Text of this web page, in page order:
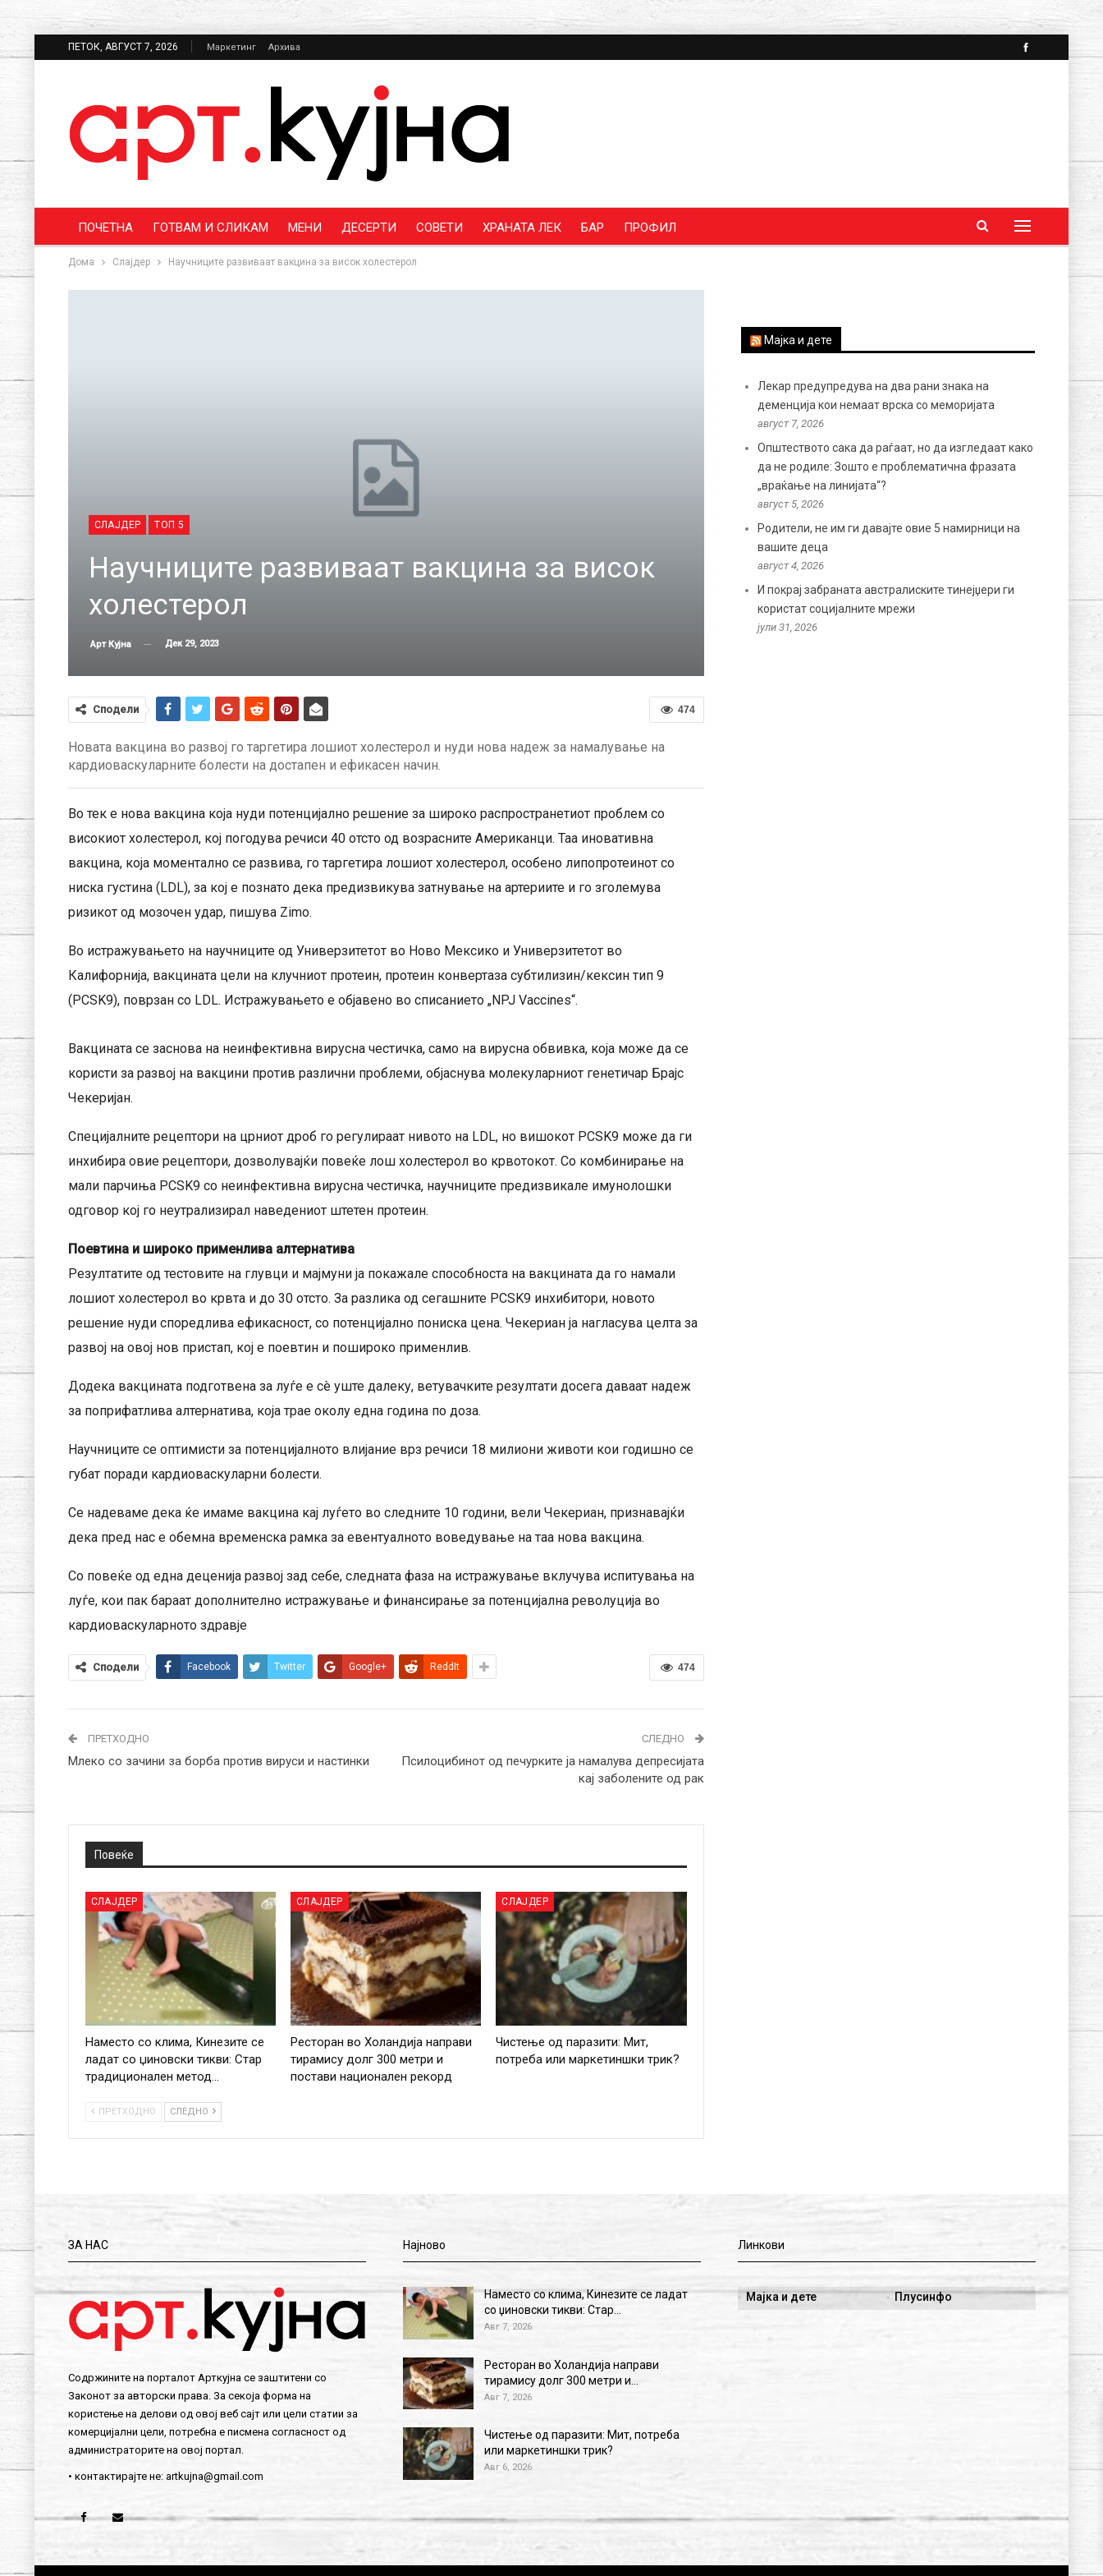
ПЕТОК, АВГУСТ 7, 2026 Маркетинг Архива
ПОЧЕТНА ГОТВАМ И СЛИКАМ МЕНИ ДЕСЕРТИ СОВЕТИ ХРАНАТА ЛЕК БАР ПРОФИЛ
Дома Слајдер Научниците развиваат вакцина за висок холестерол
СЛАЈДЕР ТОП 5
Научниците развиваат вакцина за висок
холестерол
Арт Кујна Дек 29, 2023
474
Сподели
Новата вакцина во развој го таргетира лошиот холестерол и нуди нова надеж за намалување на
кардиоваскуларните болести на достапен и ефикасен начин.
Во тек е нова вакцина која нуди потенцијално решение за широко распространетиот проблем со
високиот холестерол, кој погодува речиси 40 отсто од возрасните Американци. Таа иновативна
вакцина, која моментално се развива, го таргетира лошиот холестерол, особено липопротеинот со
ниска густина (LDL), за кој е познато дека предизвикува затнување на артериите и го зголемува
ризикот од мозочен удар, пишува Zimo.
Во истражувањето на научниците од Универзитетот во Ново Мексико и Универзитетот во
Калифорнија, вакцината цели на клучниот протеин, протеин конвертаза субтилизин/кексин тип 9
(PCSK9), поврзан со LDL. Истражувањето е објавено во списанието „NPJ Vaccines“.
Вакцината се заснова на неинфективна вирусна честичка, само на вирусна обвивка, која може да се
користи за развој на вакцини против различни проблеми, објаснува молекуларниот генетичар Брајс
Чекеријан.
Специјалните рецептори на црниот дроб го регулираат нивото на LDL, но вишокот PCSK9 може да ги
инхибира овие рецептори, дозволувајќи повеќе лош холестерол во крвотокот. Со комбинирање на
мали парчиња PCSK9 со неинфективна вирусна честичка, научниците предизвикале имунолошки
одговор кој го неутрализирал наведениот штетен протеин.
Поевтина и широко применлива алтернатива
Резултатите од тестовите на глувци и мајмуни ја покажале способноста на вакцината да го намали
лошиот холестерол во крвта и до 30 отсто. За разлика од сегашните PCSK9 инхибитори, новото
решение нуди споредлива ефикасност, со потенцијално пониска цена. Чекериан ја нагласува целта за
развој на овој нов пристап, кој е поевтин и пошироко применлив.
Додека вакцината подготвена за луѓе е сè уште далеку, ветувачките резултати досега даваат надеж
за поприфатлива алтернатива, која трае околу една година по доза.
Научниците се оптимисти за потенцијалното влијание врз речиси 18 милиони животи кои годишно се
губат поради кардиоваскуларни болести.
Се надеваме дека ќе имаме вакцина кај луѓето во следните 10 години, вели Чекериан, признавајќи
дека пред нас е обемна временска рамка за евентуалното воведување на таа нова вакцина.
Со повеќе од една деценија развој зад себе, следната фаза на истражување вклучува испитувања на
луѓе, кои пак бараат дополнително истражување и финансирање за потенцијална револуција во
кардиоваскуларното здравје
474
Сподели Facebook Twitter Google+ ReddIt
ПРЕТХОДНО
Млеко со зачини за борба против вируси и настинки
СЛЕДНО
Псилоцибинот од печурките ја намалува депресијата
кај заболените од рак
Повеќе
СЛАЈДЕР
Наместо со клима, Кинезите се
ладат со џиновски тикви: Стар
традиционален метод…
СЛАЈДЕР
Ресторан во Холандија направи
тирамису долг 300 метри и
постави национален рекорд
СЛАЈДЕР
Чистење од паразити: Мит,
потреба или маркетиншки трик?
ПРЕТХОДНО СЛЕДНО
Мајка и дете
Лекар предупредува на два рани знака на
деменција кои немаат врска со меморијата
август 7, 2026
Општеството сака да раѓаат, но да изгледаат како
да не родиле: Зошто е проблематична фразата
„враќање на линијата“?
август 5, 2026
Родители, не им ги давајте овие 5 намирници на
вашите деца
август 4, 2026
И покрај забраната австралиските тинејџери ги
користат социјалните мрежи
јули 31, 2026
ЗА НАС
Содржините на порталот Арткујна се заштитени со
Законот за авторски права. За секоја форма на
користење на делови од овој веб сајт или цели статии за
комерцијални цели, потребна е писмена согласност од
администраторите на овој портал.
• контактирајте не: artkujna@gmail.com
Најново
Наместо со клима, Кинезите се ладат
со џиновски тикви: Стар…
Авг 7, 2026
Ресторан во Холандија направи
тирамису долг 300 метри и…
Авг 7, 2026
Чистење од паразити: Мит, потреба
или маркетиншки трик?
Авг 6, 2026
Линкови
Мајка и дете Плусинфо